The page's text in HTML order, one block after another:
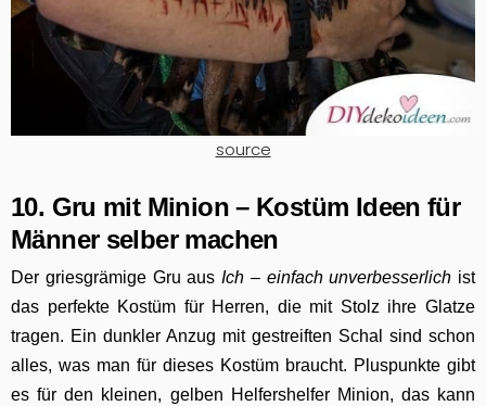
source
10. Gru mit Minion – Kostüm Ideen für
Männer selber machen
Der griesgrämige Gru aus Ich – einfach unverbesserlich ist
das perfekte Kostüm für Herren, die mit Stolz ihre Glatze
tragen. Ein dunkler Anzug mit gestreiften Schal sind schon
alles, was man für dieses Kostüm braucht. Pluspunkte gibt
es für den kleinen, gelben Helfershelfer Minion, das kann